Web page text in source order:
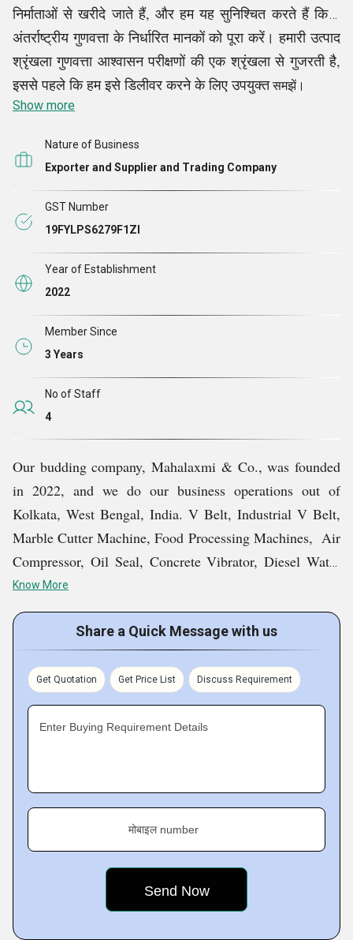
निर्माताओं से खरीदे जाते हैं, और हम यह सुनिश्चित करते हैं कि वे
अंतर्राष्ट्रीय गुणवत्ता के निर्धारित मानकों को पूरा करें। हमारी उत्पाद
श्रृंखला गुणवत्ता आश्वासन परीक्षणों की एक श्रृंखला से गुजरती है,
इससे पहले कि हम इसे डिलीवर करने के लिए उपयुक्तसमझें।
Show more
Nature of Business
Exporter and Supplier and Trading Company
GST Number
19FYLPS6279F1ZI
Year of Establishment
2022
Member Since
3 Years
No of Staff
4
Our budding company, Mahalaxmi & Co., was founded
in 2022, and we do our business operations out of
Kolkata, West Bengal, India. V Belt, Industrial V Belt,
Marble Cutter Machine, Food Processing Machines, Air
Compressor, Oil Seal, Concrete Vibrator, Diesel Water
Pump, Induction Motor, Power Tools, Wood Cutting
Blade, Heat Gun, Pipe Wrench, Electrode Holder,
Rubber Finger, etc., are the products we hold expertise in
trading, wholesaling, and supplying. Choose us to avail
the best.
Key Facts of Mahalaxmi & Co.
Know More
Share a Quick Message with us
Get Quotation Get Price List Discuss Requirement
Enter Buying Requirement Details
मोबाइल number